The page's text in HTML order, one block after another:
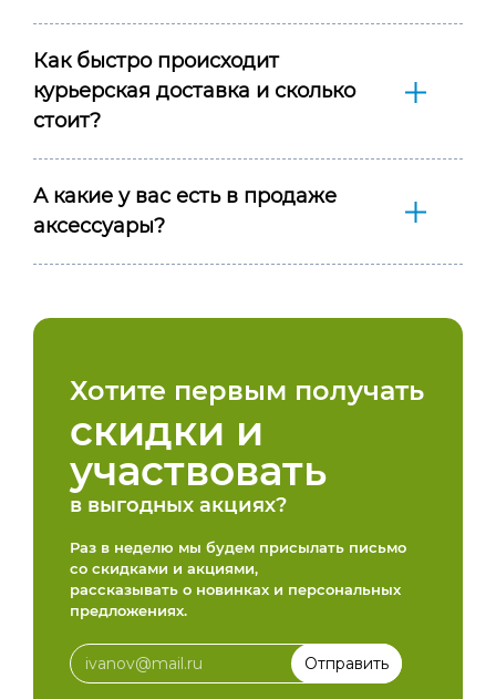
Как быстро происходит
курьерская доставка и сколько
стоит?
А какие у вас есть в продаже
аксессуары?
Хотите первым получать
скидки и
участвовать
в выгодных акциях?
Раз в неделю мы будем присылать письмо
со скидками и акциями,
рассказывать о новинках и персональных
предложениях.